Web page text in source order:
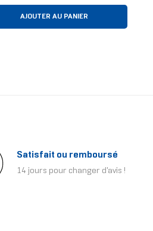
AJOUTER AU PANIER
Satisfait ou remboursé
14 jours pour changer d'avis !